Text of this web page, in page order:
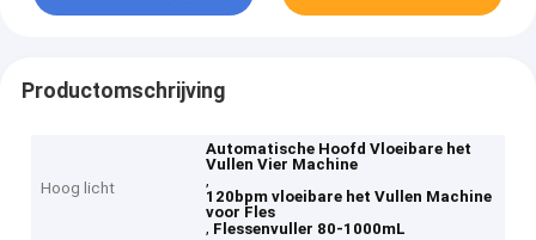
Productomschrijving
Hoog licht
Automatische Hoofd Vloeibare het
Vullen Vier Machine
,
120bpm vloeibare het Vullen Machine
voor Fles
, Flessenvuller 80-1000mL